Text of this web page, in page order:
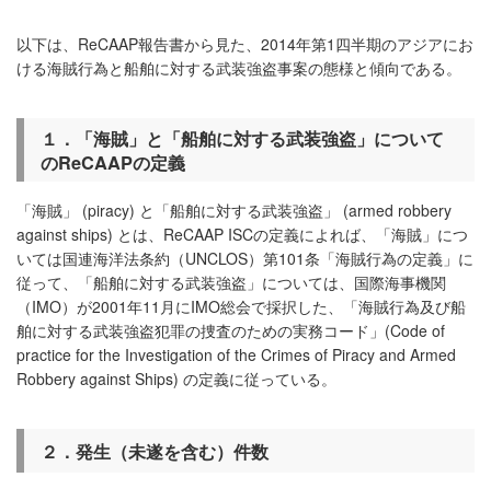
以下は、ReCAAP報告書から見た、2014年第1四半期のアジアにお
ける海賊行為と船舶に対する武装強盗事案の態様と傾向である。
１．「海賊」と「船舶に対する武装強盗」について
のReCAAPの定義
「海賊」 (piracy) と「船舶に対する武装強盗」 (armed robbery
against ships) とは、ReCAAP ISCの定義によれば、「海賊」につ
いては国連海洋法条約（UNCLOS）第101条「海賊行為の定義」に
従って、「船舶に対する武装強盗」については、国際海事機関
（IMO）が2001年11月にIMO総会で採択した、「海賊行為及び船
舶に対する武装強盗犯罪の捜査のための実務コード」(Code of
practice for the Investigation of the Crimes of Piracy and Armed
Robbery against Ships) の定義に従っている。
２．発生（未遂を含む）件数